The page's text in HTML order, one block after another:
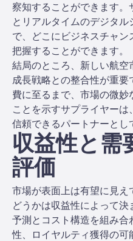
察知することができます。
とリアルタイムのデジタ
で、どこにビジネスチャ
把握することができます。
結局のところ、新しい航
成長戦略との整合性が重
費に至るまで、市場の微
ことを示すサプライヤーは
信頼できるパートナーとし
収益性と需
評価
市場が表面上は有望に見
どうかは収益性によって
予測とコスト構造を組み
性、ロイヤルティ獲得の